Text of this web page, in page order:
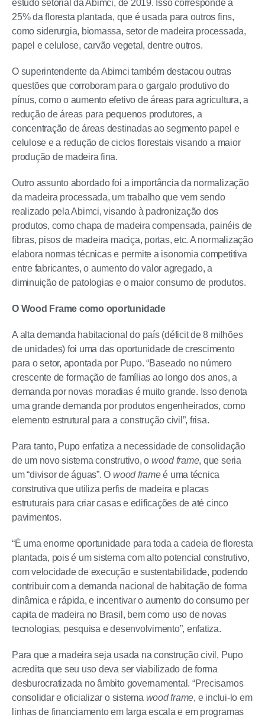
estudo setorial da Abimci, de 2019. Isso corresponde a
25% da floresta plantada, que é usada para outros fins,
como siderurgia, biomassa, setor de madeira processada,
papel e celulose, carvão vegetal, dentre outros.
O superintendente da Abimci também destacou outras
questões que corroboram para o gargalo produtivo do
pínus, como o aumento efetivo de áreas para agricultura, a
redução de áreas para pequenos produtores, a
concentração de áreas destinadas ao segmento papel e
celulose e a redução de ciclos florestais visando a maior
produção de madeira fina.
Outro assunto abordado foi a importância da normalização
da madeira processada, um trabalho que vem sendo
realizado pela Abimci, visando à padronização dos
produtos, como chapa de madeira compensada, painéis de
fibras, pisos de madeira maciça, portas, etc. A normalização
elabora normas técnicas e permite a isonomia competitiva
entre fabricantes, o aumento do valor agregado, a
diminuição de patologias e o maior consumo de produtos.
O Wood Frame como oportunidade
A alta demanda habitacional do país (déficit de 8 milhões
de unidades) foi uma das oportunidade de crescimento
para o setor, apontada por Pupo. “Baseado no número
crescente de formação de famílias ao longo dos anos, a
demanda por novas moradias é muito grande. Isso denota
uma grande demanda por produtos engenheirados, como
elemento estrutural para a construção civil”, frisa.
Para tanto, Pupo enfatiza a necessidade de consolidação
de um novo sistema construtivo, o wood frame, que seria
um “divisor de águas”. O wood frameé uma técnica
construtiva que utiliza perfis de madeira e placas
estruturais para criar casas e edificações de até cinco
pavimentos.
“É uma enorme oportunidade para toda a cadeia de floresta
plantada, pois é um sistema com alto potencial construtivo,
com velocidade de execução e sustentabilidade, podendo
contribuir com a demanda nacional de habitação de forma
dinâmica e rápida, e incentivar o aumento do consumo per
capita de madeira no Brasil, bem como uso de novas
tecnologias, pesquisa e desenvolvimento”, enfatiza.
Para que a madeira seja usada na construção civil, Pupo
acredita que seu uso deva ser viabilizado de forma
desburocratizada no âmbito governamental. “Precisamos
consolidar e oficializar o sistema wood frame, e inclui-lo em
linhas de financiamento em larga escala e em programas